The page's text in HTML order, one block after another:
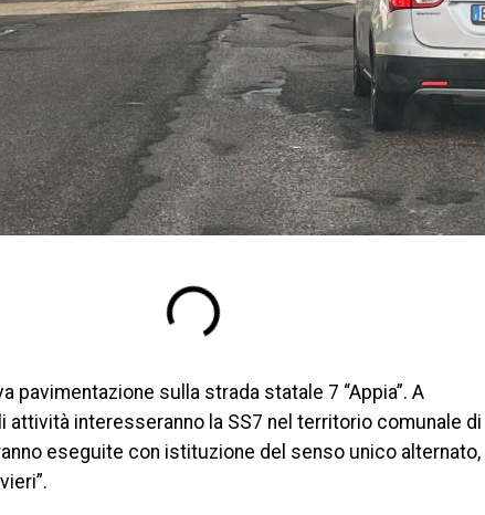
pavimentazione sulla strada statale 7 “Appia”. A
attività interesseranno la SS7 nel territorio comunale di
eseguite con istituzione del senso unico alternato,